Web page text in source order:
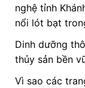
nghệ tỉnh
nổi lót bạt
Dinh dưỡng
thủy sản bền
Vì sao các